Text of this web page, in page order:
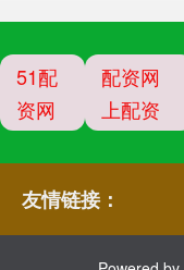
51配
资网
配资网
上配资
友情链接：